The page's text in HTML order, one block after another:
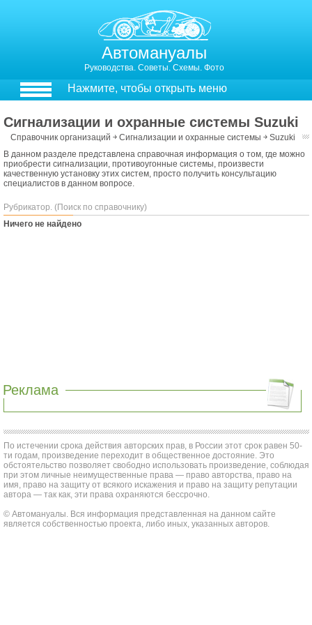
Автомануалы
Руководства. Советы. Схемы. Фото
Нажмите, чтобы открыть меню
Сигнализации и охранные системы Suzuki
Справочник организаций￫ Сигнализации и охранные системы￫ Suzuki
В данном разделе представлена справочная информация о том, где можно
приобрести сигнализации, противоугонные системы, произвести
качественную установку этих систем, просто получить консультацию
специалистов в данном вопросе.
Рубрикатор. (Поиск по справочнику)
Ничего не найдено
Реклама
По истечении срока действия авторских прав, в России этот срок равен 50-
ти годам, произведение переходит в общественное достояние. Это
обстоятельство позволяет свободно использовать произведение, соблюдая
при этом личные неимущественные права — право авторства, право на
имя, право на защиту от всякого искажения и право на защиту репутации
автора — так как, эти права охраняются бессрочно.
© Автомануалы. Вся информация представленная на данном сайте
является собственностью проекта, либо иных, указанных авторов.